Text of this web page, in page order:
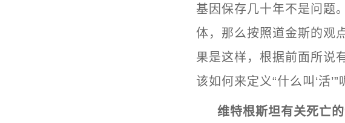
基因保存几十年不是问题
体，那么按照道金斯的观
果是这样，根据前面所说
该如何来定义“什么叫‘活’”
维特根斯坦有关死亡